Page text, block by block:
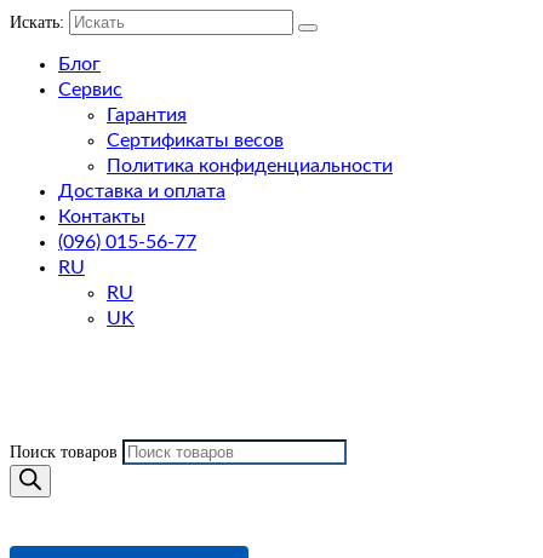
Искать:
Блог
Сервис
Гарантия
Сертификаты весов
Политика конфиденциальности
Доставка и оплата
Контакты
(096) 015-56-77
RU
RU
UK
Поиск товаров